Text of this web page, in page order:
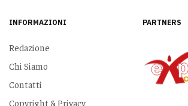
INFORMAZIONI
Redazione
Chi Siamo
Contatti
Copyright & Privacy
PARTNERS